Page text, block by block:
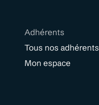
Adhérents
Tous nos adhérents
Mon espace